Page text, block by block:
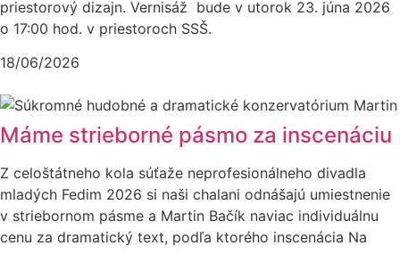
priestorový dizajn. Vernisáž bude v utorok 23. júna 2026
o 17:00 hod. v priestoroch SSŠ.
18/06/2026
Máme strieborné pásmo za inscenáciu
Z celoštátneho kola súťaže neprofesionálneho divadla
mladých Fedim 2026 si naši chalani odnášajú umiestnenie
v striebornom pásme a Martin Bačík naviac individuálnu
cenu za dramatický text, podľa ktorého inscenácia Na